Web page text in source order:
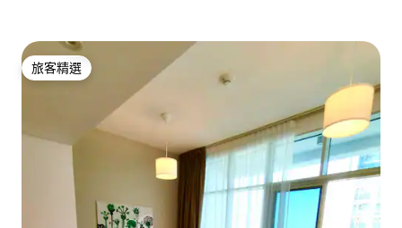
旅客精選
旅客精選